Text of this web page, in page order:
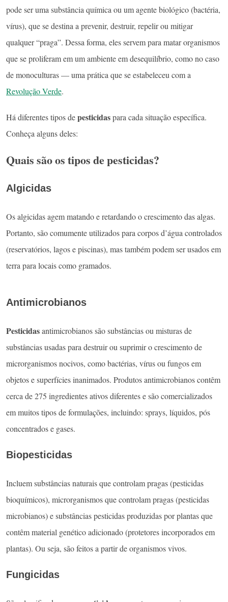
pode ser uma substância química ou um agente biológico (bactéria,
vírus), que se destina a prevenir, destruir, repelir ou mitigar
qualquer “praga”. Dessa forma, eles servem para matar organismos
que se proliferam em um ambiente em desequilíbrio, como no caso
de monoculturas — uma prática que se estabeleceu com a
Revolução Verde.
Há diferentes tipos depesticidaspara cada situação específica.
Conheça alguns deles:
Quais são os tipos de pesticidas?
Algicidas
Os algicidas agem matando e retardando o crescimento das algas.
Portanto, são comumente utilizados para corpos d’água controlados
(reservatórios, lagos e piscinas), mas também podem ser usados em
terra para locais como gramados.
Antimicrobianos
Pesticidasantimicrobianos são substâncias ou misturas de
substâncias usadas para destruir ou suprimir o crescimento de
microrganismos nocivos, como bactérias, vírus ou fungos em
objetos e superfícies inanimados. Produtos antimicrobianos contêm
cerca de 275 ingredientes ativos diferentes e são comercializados
em muitos tipos de formulações, incluindo: sprays, líquidos, pós
concentrados e gases.
Biopesticidas
Incluem substâncias naturais que controlam pragas (pesticidas
bioquímicos), microrganismos que controlam pragas (pesticidas
microbianos) e substâncias pesticidas produzidas por plantas que
contêm material genético adicionado (protetores incorporados em
plantas). Ou seja, são feitos a partir de organismos vivos.
Fungicidas